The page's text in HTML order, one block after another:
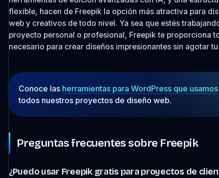
flexible, hacen de Freepik la opción más atractiva para
web y creativos de todo nivel. Ya sea que estés
proyecto personal o profesional, Freepik te proporciona
necesario para crear diseños impresionantes sin agotar
Conoce las herramientas para WordPress que usamos
todos nuestros proyectos de diseño web.
Preguntas frecuentes sobre Freepik
¿Puedo usar Freepik gratis para proyectos de